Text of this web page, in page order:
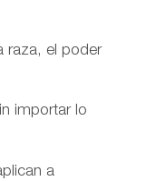
raza, el poder
importar lo
a